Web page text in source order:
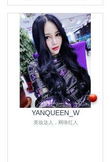
YANQUEEN_W
美妆达人，网络红人